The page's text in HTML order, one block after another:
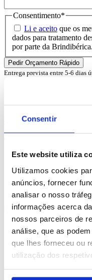
Consentir
Este website utiliza
Utilizamos cookies
anúncios, fornecer
analisar o nosso
informações acerca
nossos parceiros de
análise, que as
que lhes forneceu ou
utilização dos
Consentimento*
Li e aceito que os
dados para tratamento
por parte da Brindibérica.
Entrega prevista entre 5-6 dias
Comprar
desde 0.24€
Comprar
Reeves
REF. BI-PS-93307